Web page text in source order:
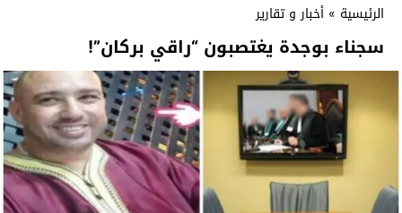
الرئيسية » أخبار و تقارير
سجناء بوجدة يغتصبون “راقي بركان”!